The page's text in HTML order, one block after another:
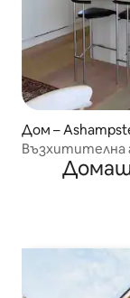
Дом –
Възхитителна
обстановка